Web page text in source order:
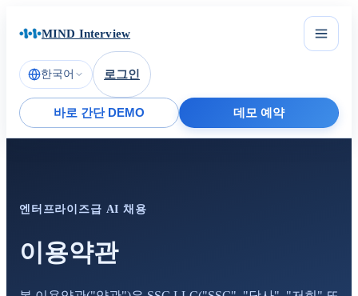
MIND Interview
한국어 로그인
바로 간단 DEMO 데모 예약
엔터프라이즈급 AI 채용
이용약관